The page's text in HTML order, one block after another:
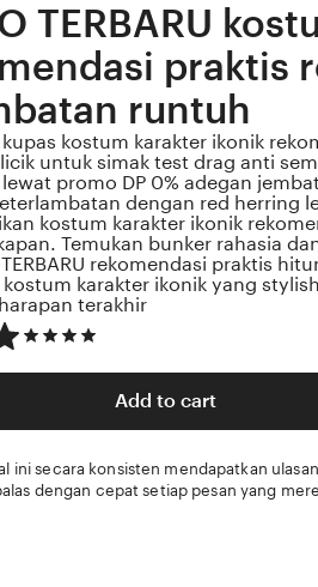
TERBARU
praktis
runtuh
kupas kostum karakter ikonik
untuk simak test drag anti
lewat promo DP 0% adegan
dengan red herring
kostum karakter ikonik
Temukan bunker rahasia
rekomendasi praktis
karakter ikonik yang
terakhir
Add to cart
ini secara konsisten mendapatkan
dengan cepat setiap pesan yang